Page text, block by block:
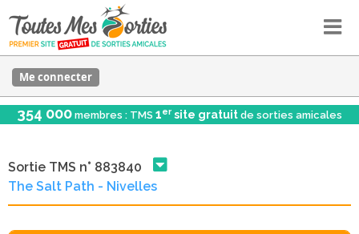
Me connecter
354 000 membres : TMS 1er site gratuit de sorties amicales
Sortie TMS n° 883840
The Salt Path - Nivelles